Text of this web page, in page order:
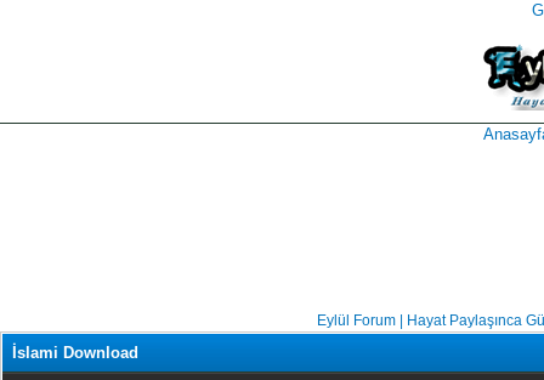
Eylül Forum | Hayat Paylaşınca
İslami Download